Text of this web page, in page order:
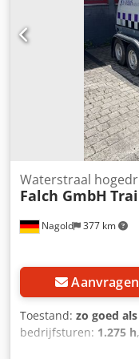
Nagold 377 km
Waterstraal
Falch GmbH
Aanvragen
Toestand: zo goed
bedrijfsturen: 1.275 h